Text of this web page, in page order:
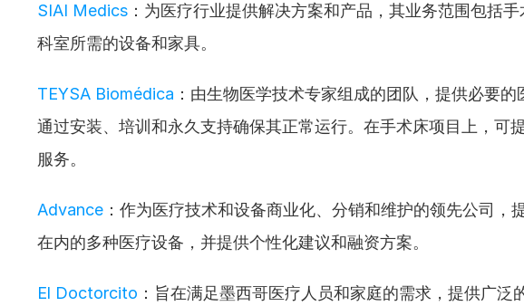
SIAI Medics ：为医疗行业提供解决方案和产品，其业务范围包括
科室所需的设备和家具。
TEYSA Biomédica ：由生物医学技术专家组成的团队，提供必要的
通过安装、培训和永久支持确保其正常运行。在手术床项目上，可
服务。
Advance ：作为医疗技术和设备商业化、分销和维护的领先公司，
在内的多种医疗设备，并提供个性化建议和融资方案。
El Doctorcito ：旨在满足墨西哥医疗人员和家庭的需求，提供广泛